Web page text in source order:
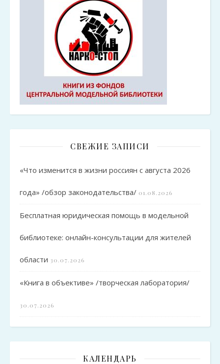
СВЕЖИЕ ЗАПИСИ
«Что изменится в жизни россиян с августа 2026
года» /обзор законодательства/ 01.08.2026
Бесплатная юридическая помощь в модельной
библиотеке: онлайн-консультации для жителей
области 30.07.2026
«Книга в объективе» /творческая лаборатория/
30.07.2026
КАЛЕНДАРЬ